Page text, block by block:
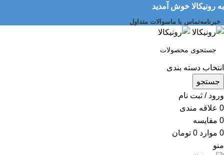
به رونیکالا خوش آمدید
خبرنامهتماس با ماسوالات متداول
انتخاب دسته بندی
جستجو
ورود / ثبت نام
0 علاقه مندی
0 مقایسه
0 موارد 0 تومان
منو